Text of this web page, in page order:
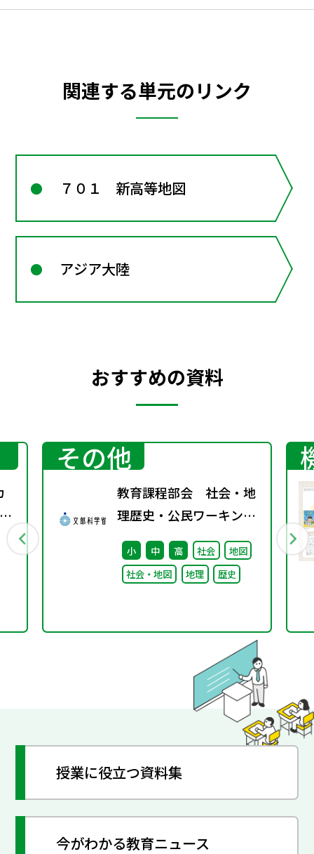
関連する単元のリンク
７０１ 新高等地図
アジア大陸
おすすめの資料
その他
教育課程部会 社会・地
理歴史・公民ワーキング
（第10回） 配付資料
小 中 高 社会
地図
社会・地図
地理 歴史
授業に役立つ資料集
今がわかる教育ニュース